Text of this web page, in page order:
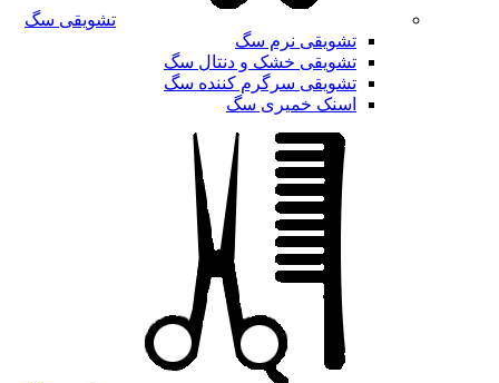
تشویقی سگ
تشویقی نرم سگ
تشویقی خشک و دنتال سگ
تشویقی سرگرم کننده سگ
اسنک خمیری سگ